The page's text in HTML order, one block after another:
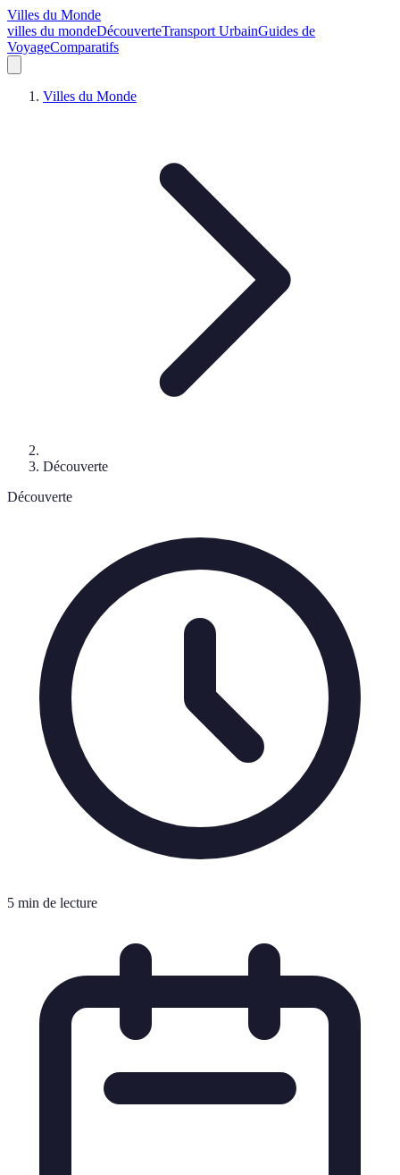
Villes du Monde
villes du mondeDécouverteTransport UrbainGuides de
VoyageComparatifs
Villes du Monde
Découverte
Découverte
5 min de lecture